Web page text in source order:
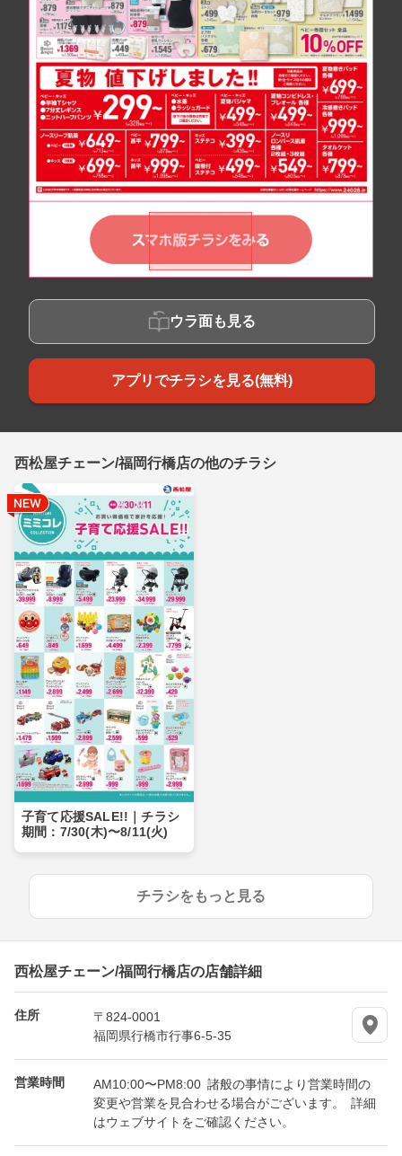
ウラ面も見る
アプリでチラシを見る(無料)
西松屋チェーン/福岡行橋店の他のチラシ
子育て応援SALE!!｜チラシ
期間：7/30(木)〜8/11(火)
チラシをもっと見る
西松屋チェーン/福岡行橋店の店舗詳細
住所
〒824-0001
福岡県行橋市行事6-5-35
営業時間
AM10:00〜PM8:00 諸般の事情により営業時間の
変更や営業を見合わせる場合がございます。 詳細
はウェブサイトをご確認ください。